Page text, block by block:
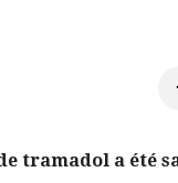
tramadol a été